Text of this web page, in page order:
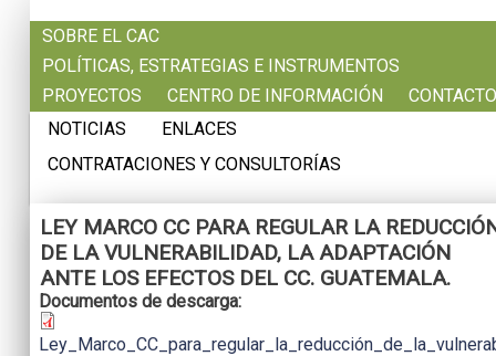
SOBRE EL CAC
POLÍTICAS, ESTRATEGIAS E INSTRUMENTOS
PROYECTOS
CENTRO DE INFORMACIÓN
CONTACTO
NOTICIAS
ENLACES
CONTRATACIONES Y CONSULTORÍAS
LEY MARCO CC PARA REGULAR LA
DE LA VULNERABILIDAD, LA ADAPTACIÓN
ANTE LOS EFECTOS DEL CC. GUATEMALA.
Documentos de descarga: